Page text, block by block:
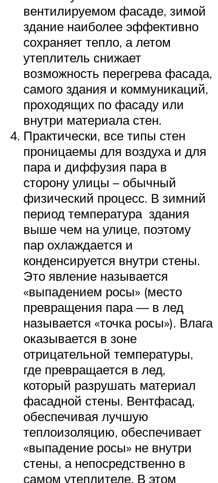
вентилируемом фасаде, зимой
здание наиболее эффективно
сохраняет тепло, а летом
утеплитель снижает
возможность перегрева фасада,
самого здания и коммуникаций,
проходящих по фасаду или
внутри материала стен.
Практически, все типы стен
проницаемы для воздуха и для
пара и диффузия пара в
сторону улицы – обычный
физический процесс. В зимний
период температура здания
выше чем на улице, поэтому
пар охлаждается и
конденсируется внутри стены.
Это явление называется
«выпадением росы» (место
превращения пара — в лед
называется «точка росы»). Влага
оказывается в зоне
отрицательной температуры,
где превращается в лед,
который разрушать материал
фасадной стены. Вентфасад,
обеспечивая лучшую
теплоизоляцию, обеспечивает
«выпадение росы» не внутри
стены, а непосредственно в
самом утеплителе. В этом